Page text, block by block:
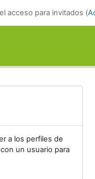
acceso para invitados (
a los perfiles de
un usuario para